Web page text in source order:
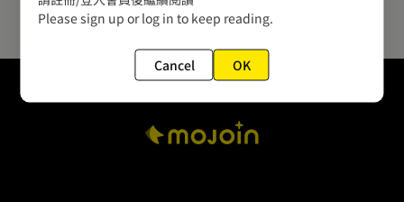
Please sign up or log in to keep reading.
Cancel OK